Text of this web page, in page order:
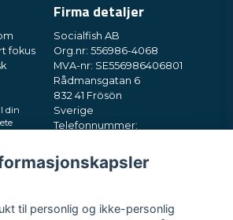
fokus
din
Firma detaljer
Socialfish AB
Org.nr: 556986-4068
MVA-nr: SE556986406801
Rådmansgatan 6
832 41 Frösön
Sverige
Telefonnummer:
E-post:hey@nordictest.no
til personlig og ikke-personlig